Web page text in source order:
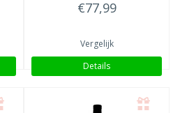
€77,99
Vergelijk
Details